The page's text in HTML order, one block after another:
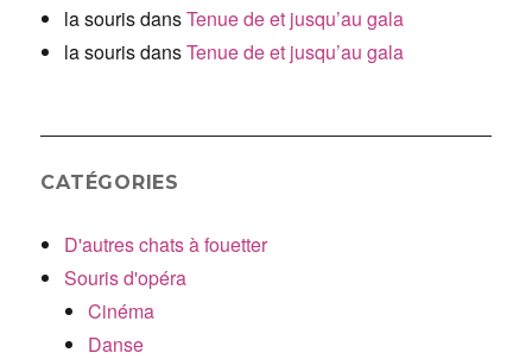
la sourisdansTenue de et jusqu’au gala
la sourisdansTenue de et jusqu’au gala
CATÉGORIES
D'autres chats à fouetter
Souris d'opéra
Cinéma
Danse